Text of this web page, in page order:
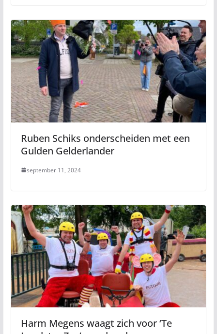
Ruben Schiks onderscheiden met een
Gulden Gelderlander
september 11, 2024
Harm Megens waagt zich voor ‘Te